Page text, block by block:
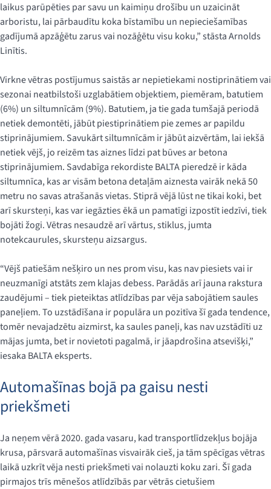
laikus parūpēties par savu un kaimiņu drošību un uzaicināt
arboristu, lai pārbaudītu koka bīstamību un nepieciešamības
gadījumā apzāģētu zarus vai nozāģētu visu koku,” stāsta Arnolds
Linītis.
Virkne vētras postījumus saistās ar nepietiekami nostiprinātiem vai
sezonai neatbilstoši uzglabātiem objektiem, piemēram, batutiem
(6%) un siltumnīcām (9%). Batutiem, ja tie gada tumšajā periodā
netiek demontēti, jābūt piestiprinātiem pie zemes ar papildu
stiprinājumiem. Savukārt siltumnīcām ir jābūt aizvērtām, lai iekšā
netiek vējš, jo reizēm tas aiznes līdzi pat būves ar betona
stiprinājumiem. Savdabīga rekordiste BALTA pieredzē ir kāda
siltumnīca, kas ar visām betona detaļām aiznesta vairāk nekā 50
metru no savas atrašanās vietas. Stiprā vējā lūst ne tikai koki, bet
arī skursteņi, kas var iegāzties ēkā un pamatīgi izpostīt iedzīvi, tiek
bojāti žogi. Vētras nesaudzē arī vārtus, stiklus, jumta
notekcaurules, skursteņu aizsargus.
“Vējš patiešām nešķiro un nes prom visu, kas nav piesiets vai ir
neuzmanīgi atstāts zem klajas debess. Parādās arī jauna rakstura
zaudējumi – tiek pieteiktas atlīdzības par vēja sabojātiem saules
paneļiem. To uzstādīšana ir populāra un pozitīva šī gada tendence,
tomēr nevajadzētu aizmirst, ka saules paneļi, kas nav uzstādīti uz
mājas jumta, bet ir novietoti pagalmā, ir jāapdrošina atsevišķi,”
iesaka BALTA eksperts.
Automašīnas bojā pa gaisu nesti
priekšmeti
Ja neņem vērā 2020. gada vasaru, kad transportlīdzekļus bojāja
krusa, pārsvarā automašīnas visvairāk cieš, ja tām spēcīgas vētras
laikā uzkrīt vēja nesti priekšmeti vai nolauzti koku zari. Šī gada
pirmajos trīs mēnešos atlīdzībās par vētrās cietušiem